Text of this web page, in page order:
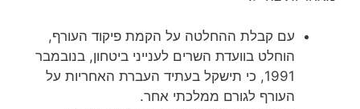
עם קבלת ההחלטה על הקמת פיקוד העורף,
הוחלט בוועדת השרים לענייני ביטחון, בנובמבר
1991, כי תישקל בעתיד העברת האחריות על
העורף לגורם ממלכתי אחר.